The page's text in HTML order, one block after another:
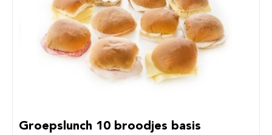
Groepslunch 10 broodjes basis